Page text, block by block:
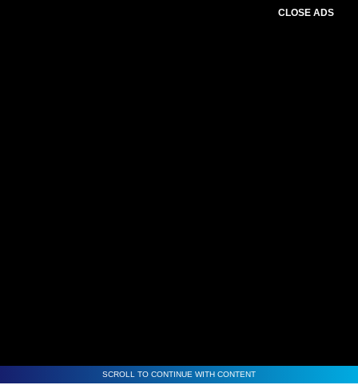
CLOSE ADS
SCROLL TO CONTINUE WITH CONTENT